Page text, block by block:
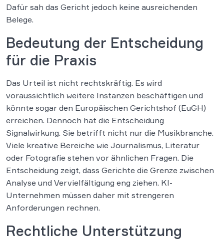
Dafür sah das Gericht jedoch keine ausreichenden
Belege.
Bedeutung der Entscheidung
für die Praxis
Das Urteil ist nicht rechtskräftig. Es wird
voraussichtlich weitere Instanzen beschäftigen und
könnte sogar den Europäischen Gerichtshof (EuGH)
erreichen. Dennoch hat die Entscheidung
Signalwirkung. Sie betrifft nicht nur die Musikbranche.
Viele kreative Bereiche wie Journalismus, Literatur
oder Fotografie stehen vor ähnlichen Fragen. Die
Entscheidung zeigt, dass Gerichte die Grenze zwischen
Analyse und Vervielfältigung eng ziehen. KI-
Unternehmen müssen daher mit strengeren
Anforderungen rechnen.
Rechtliche Unterstützung